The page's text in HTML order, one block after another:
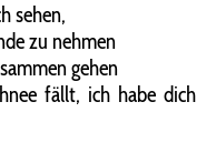
sehen,
zu nehmen
gehen
fällt, ich habe dich